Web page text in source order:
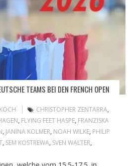
TEAMS BEI DEN FRENCH OPEN
CHRISTOPHER ZENTARRA,
, FLYING FEET HASPE, FRANZISKA
, JANINA KOLMER, NOAH WILKE, PHILIP
, SEM KOSTREWA, SVEN WALTER,